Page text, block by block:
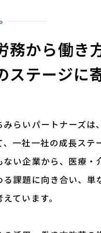
務から働き
ステージに
みらいパートナーズは
、一社一社の成長ステ
ない企業から、医療・
る課題に向き合い、
ています。